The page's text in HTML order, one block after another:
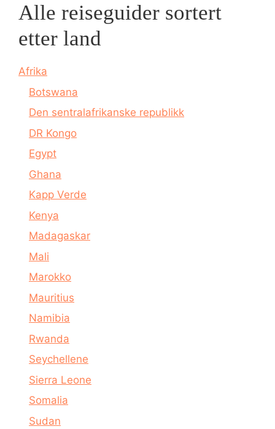
Alle reiseguider sortert
etter land
Afrika
Botswana
Den sentralafrikanske republikk
DR Kongo
Egypt
Ghana
Kapp Verde
Kenya
Madagaskar
Mali
Marokko
Mauritius
Namibia
Rwanda
Seychellene
Sierra Leone
Somalia
Sudan